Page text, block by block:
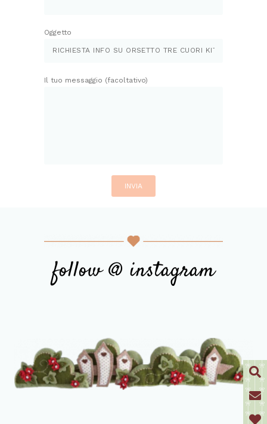
Oggetto
Il tuo messaggio (facoltativo)
follow @ instagram